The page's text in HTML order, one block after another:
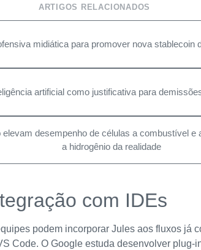
ARTIGOS RELACIONADOS
midiática para promover nova stablecoin
artificial como justificativa para
elevam desempenho de células a combustível
a hidrogênio da realidade
com IDEs
podem incorporar Jules aos fluxos já
Code. O Google estuda desenvolver plug-